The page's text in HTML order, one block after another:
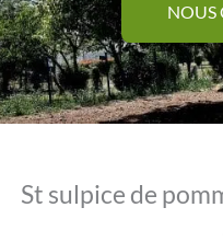
NOUS
St sulpice de